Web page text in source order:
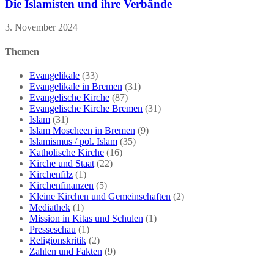
Die Islamisten und ihre Verbände
3. November 2024
Themen
Evangelikale (33)
Evangelikale in Bremen (31)
Evangelische Kirche (87)
Evangelische Kirche Bremen (31)
Islam (31)
Islam Moscheen in Bremen (9)
Islamismus / pol. Islam (35)
Katholische Kirche (16)
Kirche und Staat (22)
Kirchenfilz (1)
Kirchenfinanzen (5)
Kleine Kirchen und Gemeinschaften (2)
Mediathek (1)
Mission in Kitas und Schulen (1)
Presseschau (1)
Religionskritik (2)
Zahlen und Fakten (9)